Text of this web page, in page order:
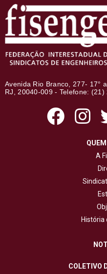
Avenida Rio Branco, 277- 17°
RJ, 20040-009 - Telefone: (21)
A
História
COLETIVO